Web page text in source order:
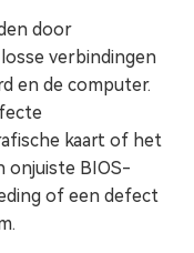
door
verbindingen
en de computer.
kaart of het
onjuiste BIOS-
of een defect